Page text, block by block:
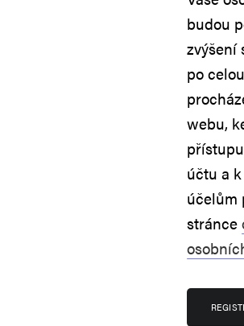
budou
zvýšení
po
webu,
účtu a
účelům
stránce